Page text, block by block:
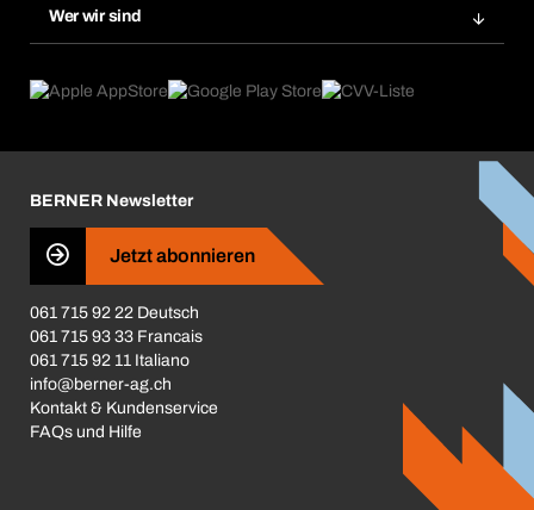
Dauerauftrag
Gefahrenstoffdatenbank
eProcurement
Produktfinder
Wer wir sind
Was uns antreibt
Business Conduct
BERNER Newsletter
Jetzt abonnieren
061 715 92 22 Deutsch
061 715 93 33 Francais
061 715 92 11 Italiano
info@berner-ag.ch
Kontakt & Kundenservice
FAQs und Hilfe